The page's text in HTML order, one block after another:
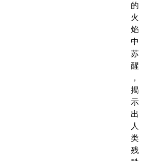
的
火
焰
中
苏
醒
，
揭
示
出
人
类
残